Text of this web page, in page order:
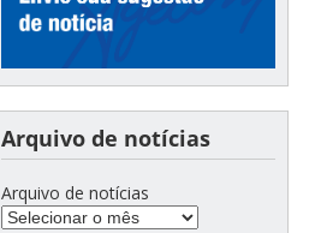
Arquivo de notícias
Arquivo de notícias